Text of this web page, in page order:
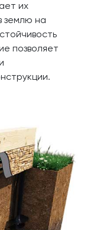
их
землю на
позволяет